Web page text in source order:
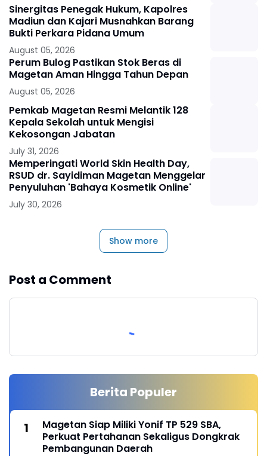
Sinergitas Penegak Hukum, Kapolres
Madiun dan Kajari Musnahkan Barang
Bukti Perkara Pidana Umum
August 05, 2026
Perum Bulog Pastikan Stok Beras di
Magetan Aman Hingga Tahun Depan
August 05, 2026
Pemkab Magetan Resmi Melantik 128
Kepala Sekolah untuk Mengisi
Kekosongan Jabatan
July 31, 2026
Memperingati World Skin Health Day,
RSUD dr. Sayidiman Magetan Menggelar
Penyuluhan 'Bahaya Kosmetik Online'
July 30, 2026
Show more
Post a Comment
Berita Populer
Magetan Siap Miliki Yonif TP 529 SBA,
Perkuat Pertahanan Sekaligus Dongkrak
Pembangunan Daerah